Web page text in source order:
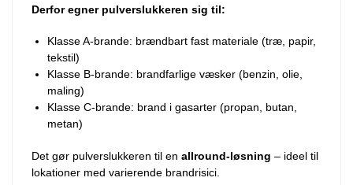
Derfor egner pulverslukkeren sig til:
Klasse A-brande: brændbart fast materiale (træ, papir,
tekstil)
Klasse B-brande: brandfarlige væsker (benzin, olie,
maling)
Klasse C-brande: brand i gasarter (propan, butan,
metan)
Det gør pulverslukkeren til en allround-løsning – ideel til
lokationer med varierende brandrisici.